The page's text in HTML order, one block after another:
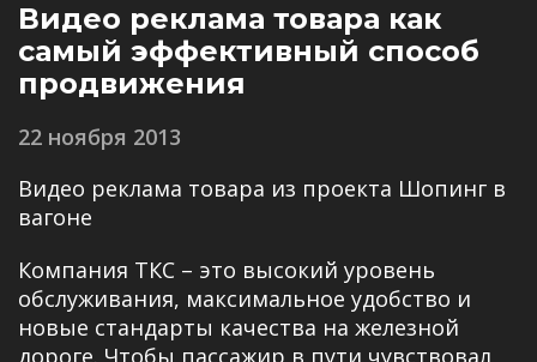
Видео реклама товара как
самый эффективный способ
продвижения
22 ноября 2013
Видео реклама товара из проекта Шопинг в
вагоне
Компания ТКС – это высокий уровень
обслуживания, максимальное удобство и
новые стандарты качества на железной
дороге. Чтобы пассажир в пути чувствовал